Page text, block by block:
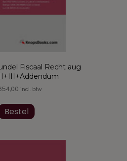
Fiscaal Recht aug
incl. btw
Bestel product
variaties.